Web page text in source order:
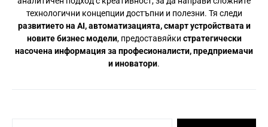
технологични концепции достъпни и полезни. Тя следи
развитието на AI, автоматизацията, смарт устройствата и
новите бизнес модели, предоставяйки стратегически
насочена информация за професионалисти, предприемачи
и иноватори.